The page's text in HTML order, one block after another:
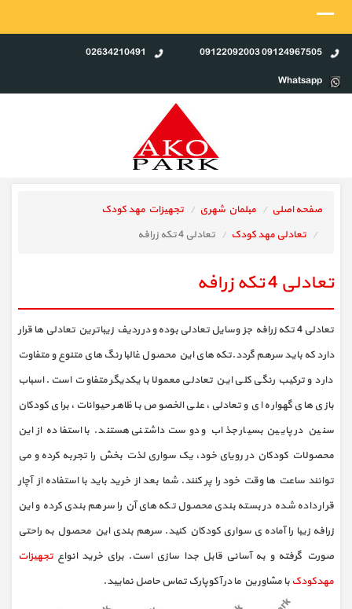
09124967505 09122092003
02634210491
Whatsapp
صفحه اصلی مبلمان شهری
تجهیزات مهد کودک
تعادلی مهد کودک
تعادلی 4 تکه زرافه
تعادلی 4 تکه زرافه
تعادلی 4 تکه زرافه جز وسایل تعادلی بوده و در ردیف زیباترین تعادلی ها قرار
دارد که باید سرهم گردد.تکه های این محصول غالبا رنگ های متنوع و متفاوت
دارد و ترکیب رنگی کلی این تعادلی معمولا با یکدیگر متفاوت است. اسباب
بازی های گهواره ای و تعادلی، علی الخصوص با ظاهر حیوانات، برای کودکان
سنین در پایین بسیار جذاب و دوست داشتنی هستند. با استفاده از این
محصولات کودکان در رویای خود، یک سواری لذت بخش را تجربه کرده و می
توانند ساعت ها وقت خود را پر کنند. شما بعد از خرید باید با استفاده از آچار
قرار داده شده در بسته بندی محصول تکه های آن را سرهم بندی کرده و این
زرافه زیبا را آماده ی سواری کودکان کنید. سرهم بندی این محصول به راحتی
صورت گرفته و به آسانی قابل جدا سازی است. برای خرید انواع تجهیزات
مهدکودک با مشاورین ما در آکوپارک تماس حاصل نمایید.